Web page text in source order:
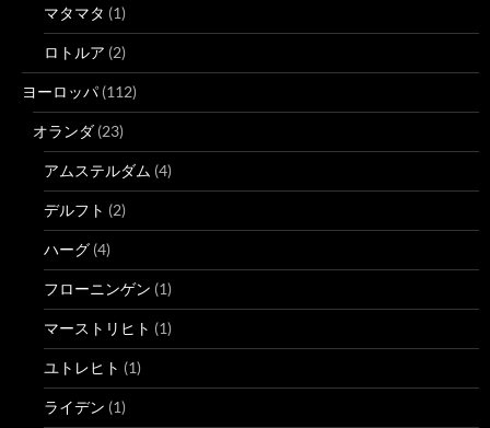
マタマタ (1)
ロトルア (2)
ヨーロッパ (112)
オランダ (23)
アムステルダム (4)
デルフト (2)
ハーグ (4)
フローニンゲン (1)
マーストリヒト (1)
ユトレヒト (1)
ライデン (1)